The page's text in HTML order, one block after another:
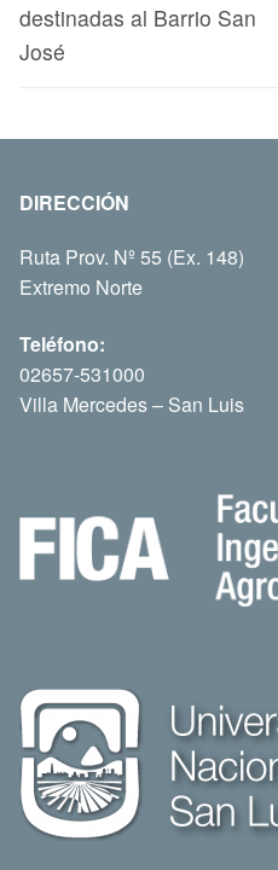
destinadas al Barrio San
José
DIRECCIÓN
Ruta Prov. Nº 55 (Ex. 148)
Extremo Norte
Teléfono:
02657-531000
Villa Mercedes – San Luis